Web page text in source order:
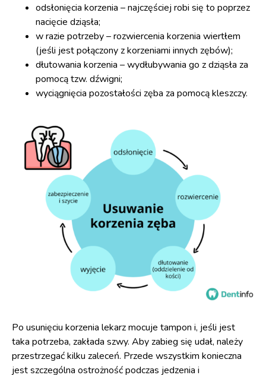
odsłonięcia korzenia – najczęściej robi się to poprzez
nacięcie dziąsła;
w razie potrzeby – rozwiercenia korzenia wiertłem
(jeśli jest połączony z korzeniami innych zębów);
dłutowania korzenia – wydłubywania go z dziąsła za
pomocą tzw. dźwigni;
wyciągnięcia pozostałości zęba za pomocą kleszczy.
Po usunięciu korzenia lekarz mocuje tampon i, jeśli jest
taka potrzeba, zakłada szwy. Aby zabieg się udał, należy
przestrzegać kilku zaleceń. Przede wszystkim konieczna
jest szczególna ostrożność podczas jedzenia i